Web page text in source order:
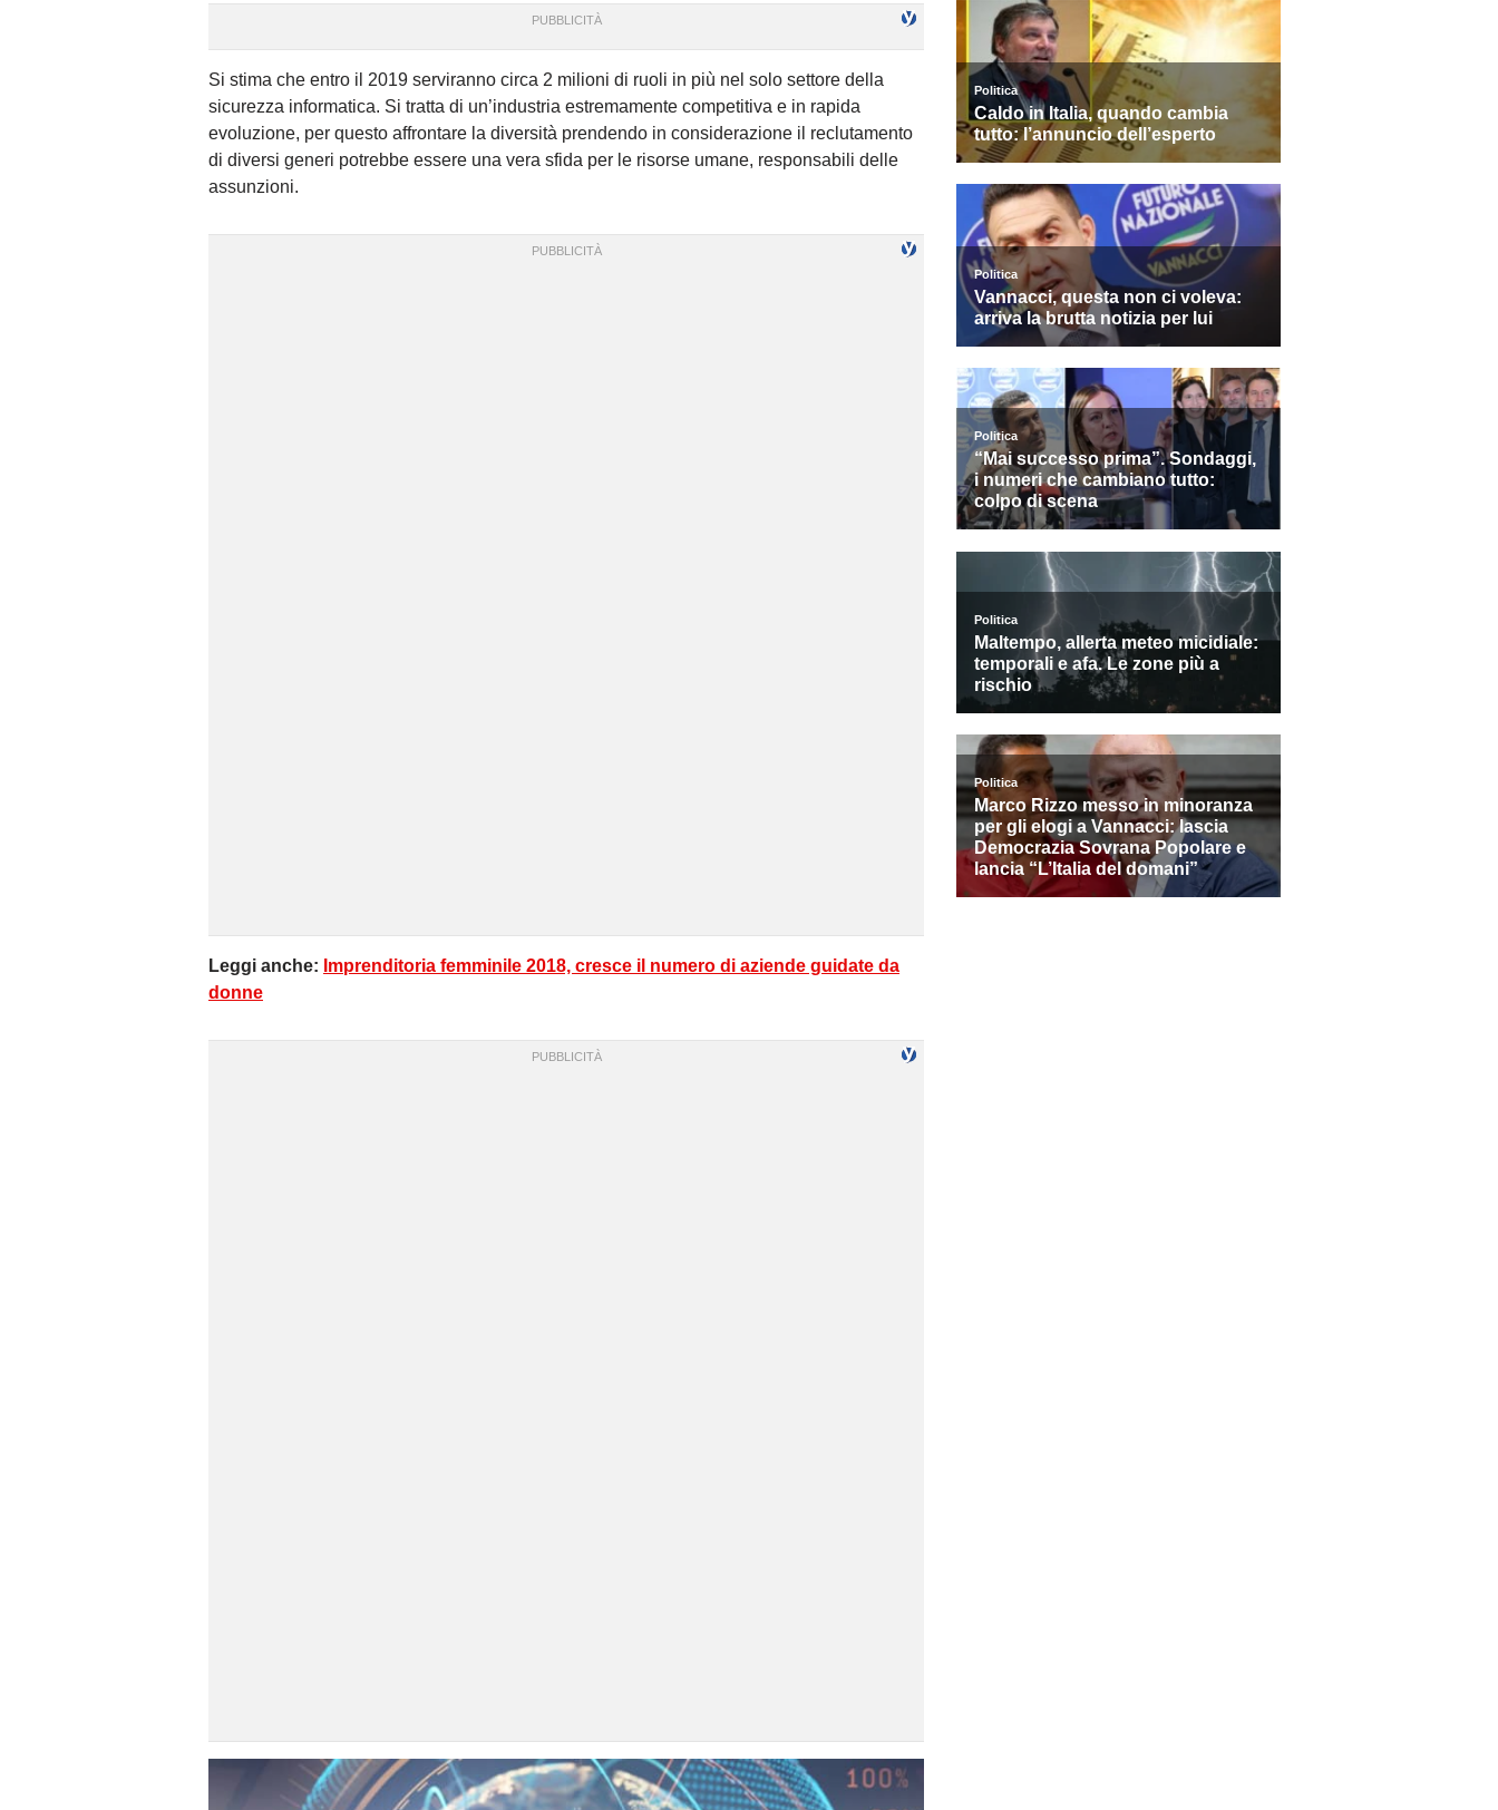
Si stima che entro il 2019 serviranno circa 2 milioni di ruoli in più nel solo settore della
sicurezza informatica. Si tratta di un’industria estremamente competitiva e in rapida
evoluzione, per questo affrontare la diversità prendendo in considerazione il reclutamento
di diversi generi potrebbe essere una vera sfida per le risorse umane, responsabili delle
assunzioni.
Leggi anche: Imprenditoria femminile 2018, cresce il numero di aziende guidate da
donne